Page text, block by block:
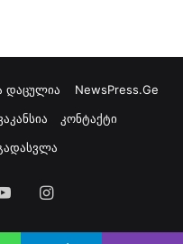
დაცულია NewsPress.Ge
კონტაქტი
YouTubeInstagram